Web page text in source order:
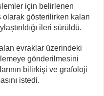
için belirlenen
olarak gösterilirken kalan
ileri sürüldü.
evraklar üzerindeki
gönderilmesini
bilirkişi ve grafoloji
istedi.